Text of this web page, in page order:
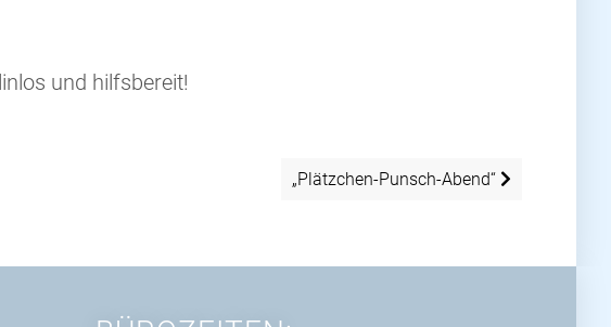
und hilfsbereit!
„Plätzchen-Punsch-Abend“